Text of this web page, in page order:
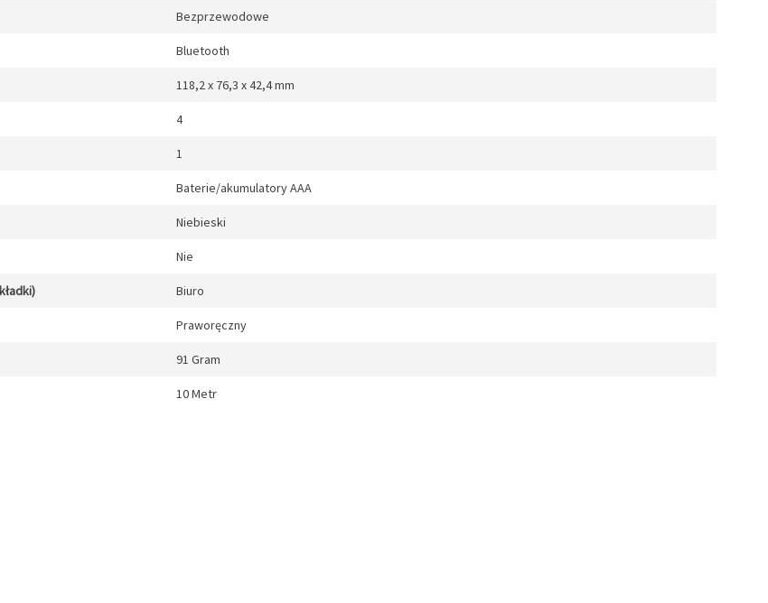
Bezprzewodowe
Bluetooth
118,2 x 76,3 x 42,4 mm
4
1
Baterie/akumulatory AAA
Niebieski
Nie
Biuro
Praworęczny
91 Gram
10 Metr